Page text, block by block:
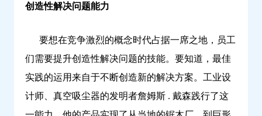
创造性解决问题能力
要想在竞争激烈的概念时代占据一席之地，员工
们需要提升创造性解决问题的技能。要知道，最佳
实践的运用来自于不断创造新的解决方案。工业设
计师、真空吸尘器的发明者詹姆斯 . 戴森践行了这